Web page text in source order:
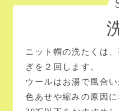
ニット帽の洗たくは
ぎを２回します。
ウールはお湯で風合
色あせや縮みの原因